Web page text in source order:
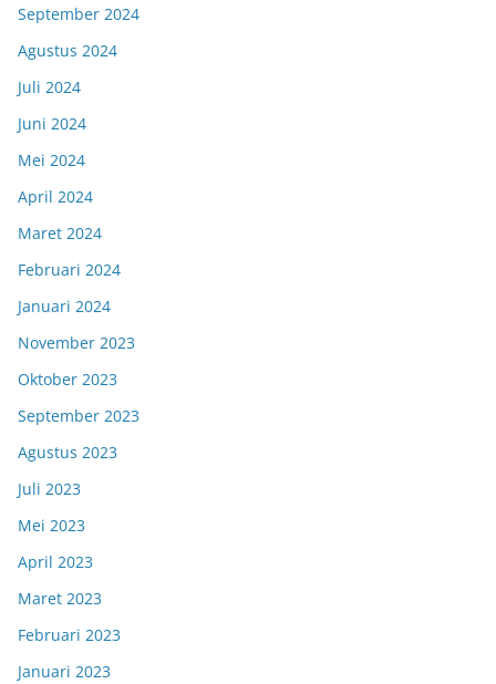
September 2024
Agustus 2024
Juli 2024
Juni 2024
Mei 2024
April 2024
Maret 2024
Februari 2024
Januari 2024
November 2023
Oktober 2023
September 2023
Agustus 2023
Juli 2023
Mei 2023
April 2023
Maret 2023
Februari 2023
Januari 2023